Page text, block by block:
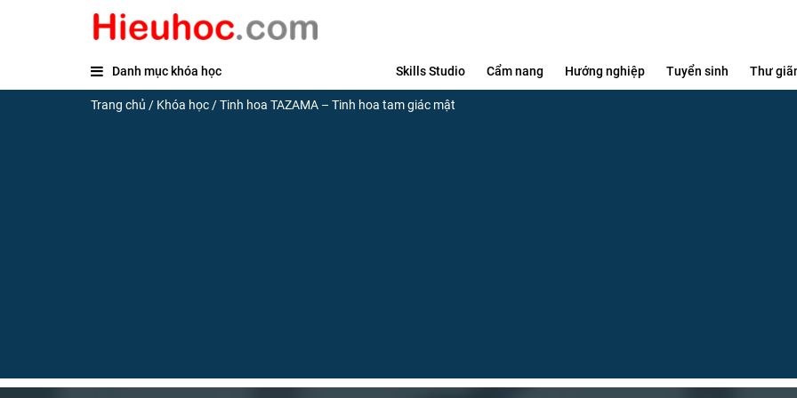
Danh mục khóa học Skills Studio Cẩm nang Hướng nghiệp Tuyển sinh Thư
Trang chủ / Khóa học /Tinh hoa TAZAMA – Tinh hoa tam giác mật